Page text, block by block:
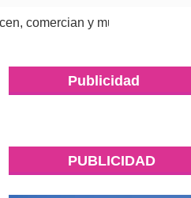
y mueven la economía
Publicidad
PUBLICIDAD